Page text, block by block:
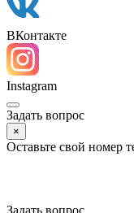
ВКонтакте
Instagram
Задать вопрос
×
Оставьте свой номер
Задать вопрос